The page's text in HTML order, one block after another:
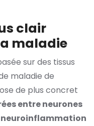
clair
maladie
sur des tissus
maladie de
de plus concret
entre neurones
neuroinflammation